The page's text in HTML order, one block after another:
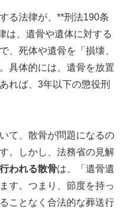
る法律が、**刑法190条
は、遺骨や遺体に対する
、死体や遺骨を「損壊、
具体的には、遺骨を放置
れば、3年以下の懲役刑
て、散骨が問題になるの
。しかし、法務省の見解
われる散骨は、「遺骨遺
す。つまり、節度を持っ
ことなく合法的な葬送行